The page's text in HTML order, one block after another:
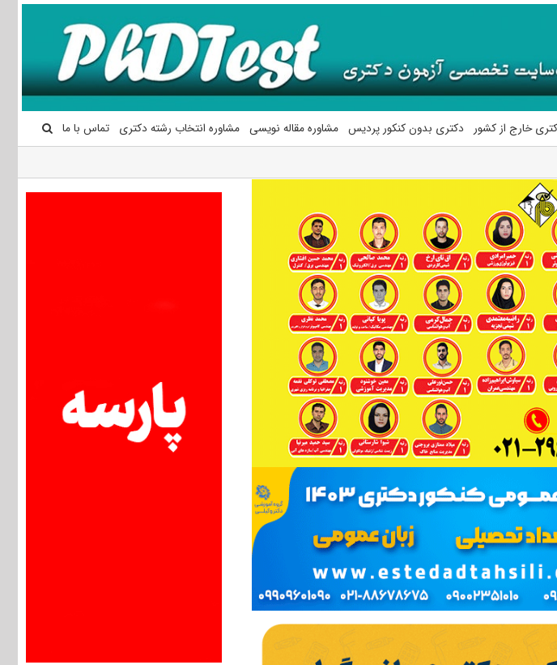
خارج از کشور دکتری بدون کنکور پردیس مشاوره مقاله نویسی مشاوره انتخاب رشته دکتری تماس با ما